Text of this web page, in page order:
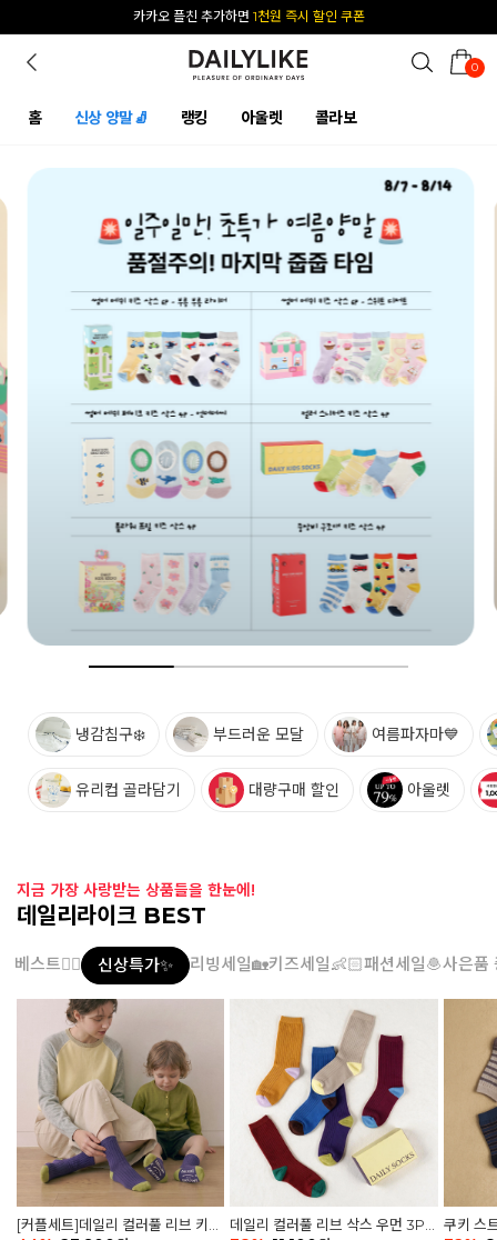
[공식몰 단독] 앱 다운받고2% 결제 할인 받기
0
홈 신상 양말🧦 랭킹 아울렛 콜라보
냉감침구❄️ 부드러운 모달 여름파자마💙
유리컵 골라담기 대량구매 할인 아울렛
지금 가장 사랑받는 상품들을 한눈에!
데일리라이크 BEST
베스트👍🏻 신상특가✨ 리빙세일🏡키즈세일👶🏻패션세일🧆사은품
[커플세트]데일리 컬러풀 리브 키즈
데일리 컬러풀 리브 삭스 우먼 3P
쿠키 스